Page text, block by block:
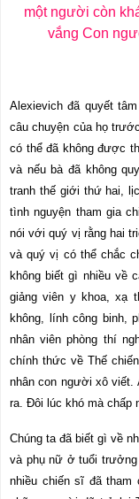
một người còn
vắng Con
Alexievich đã quyết
câu chuyện của họ
có thể đã không được
và nếu bà đã không
tranh thế giới thứ hai,
tình nguyện tham gia
nói với quý vị rằng hai
và quý vị có thể chắc
không biết gì nhiều về
giảng viên y khoa, xạ
không, lính công binh,
nhân viên phòng thí
chính thức về Thế
nhân con người xô viết.
ra. Đôi lúc khó mà chấp
Chúng ta đã biết gì về
và phụ nữ ở tuổi trưởng
nhiều chiến sĩ đã tham